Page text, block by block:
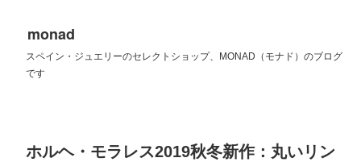
monad
スペイン・ジュエリーのセレクトショップ、MONAD（モナド）のブログ
です
ホルヘ・モラレス2019秋冬新作：丸いリン